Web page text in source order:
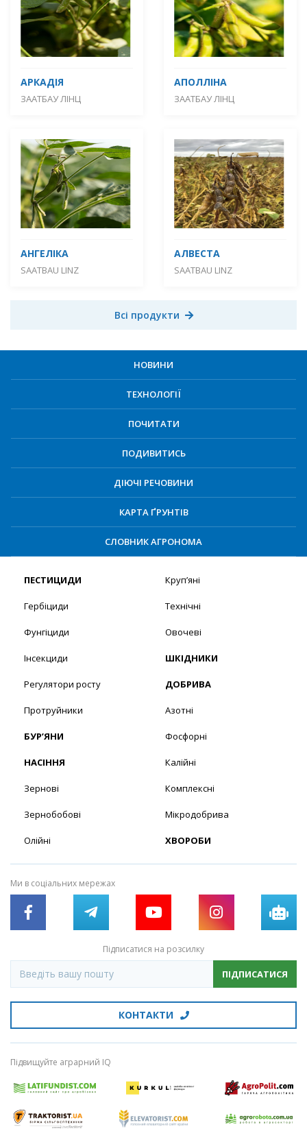
АРКАДІЯ
ЗААТБАУ ЛІНЦ
АПОЛЛІНА
ЗААТБАУ ЛІНЦ
АНГЕЛІКА
SAATBAU LINZ
АЛВЕСТА
SAATBAU LINZ
Всі продукти
НОВИНИ
ТЕХНОЛОГІЇ
ПОЧИТАТИ
ПОДИВИТИСЬ
ДІЮЧІ РЕЧОВИНИ
КАРТА ҐРУНТІВ
СЛОВНИК АГРОНОМА
ПЕСТИЦИДИ
Гербіциди
Фунгіциди
Інсекциди
Регулятори росту
Протруйники
БУР’ЯНИ
НАСІННЯ
Зернові
Зернобобові
Олійні
Круп’яні
Технічні
Овочеві
ШКІДНИКИ
ДОБРИВА
Азотні
Фосфорні
Калійні
Комплексні
Мікродобрива
ХВОРОБИ
Ми в соціальних мережах
Підписатися на розсилку
ПІДПИСАТИСЯ
КОНТАКТИ
Підвищуйте аграрний IQ